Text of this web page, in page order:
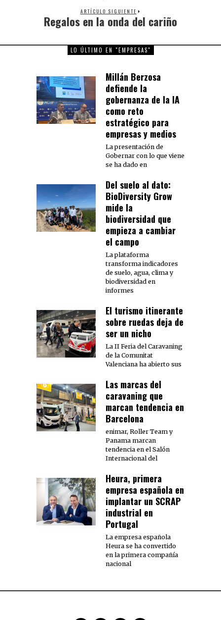
ARTÍCULO SIGUIENTE
Next
Regalos en la onda del cariño
LO ÚLTIMO EN "EMPRESAS"
Millán Berzosa
defiende la
gobernanza de la IA
como reto
estratégico para
empresas y medios
La presentación de
Gobernar con lo que viene
se ha dado en
Del suelo al dato:
BioDiversity Grow
mide la
biodiversidad que
empieza a cambiar
el campo
La plataforma
transforma indicadores
de suelo, agua, clima y
biodiversidad en
informes
El turismo itinerante
sobre ruedas deja de
ser un nicho
La II Feria del Caravaning
de la Comunitat
Valenciana ha abierto sus
Las marcas del
caravaning que
marcan tendencia en
Barcelona
enimar, Roller Team y
Panama marcan
tendencia en el Salón
Internacional del
Heura, primera
empresa española en
implantar un SCRAP
industrial en
Portugal
La empresa española
Heura se ha convertido
en la primera compañía
nacional